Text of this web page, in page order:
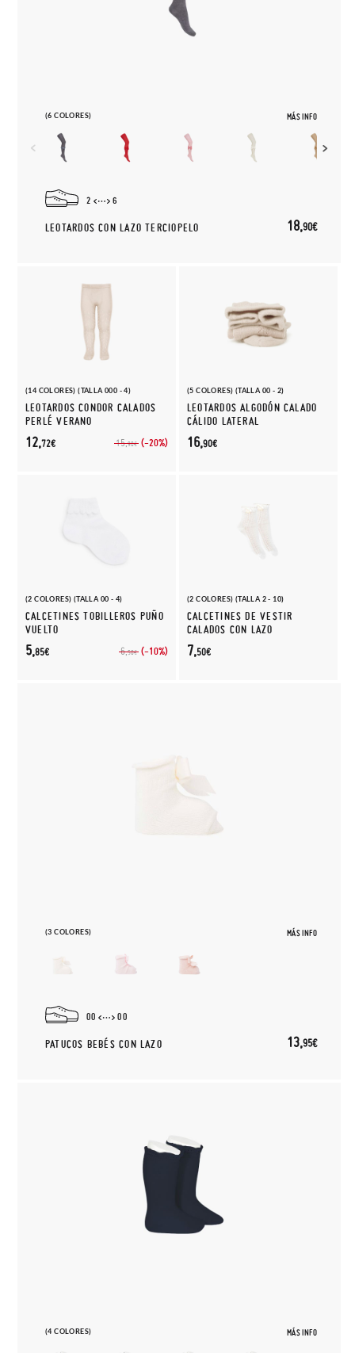
(6 COLORES) MÁS INFO
2 6
LEOTARDOS CON LAZO TERCIOPELO 18,90€
(14 COLORES) (TALLA 000 - 4)
LEOTARDOS CONDOR CALADOS
PERLÉ VERANO
15,90€ (-20%)
12,72€
(5 COLORES) (TALLA 00 - 2)
LEOTARDOS ALGODÓN CALADO
CÁLIDO LATERAL
16,90€
(2 COLORES) (TALLA 00 - 4)
CALCETINES TOBILLEROS PUÑO
VUELTO
6,50€ (-10%)
5,85€
(2 COLORES) (TALLA 2 - 10)
CALCETINES DE VESTIR
CALADOS CON LAZO
7,50€
(3 COLORES) MÁS INFO
00 00
PATUCOS BEBÉS CON LAZO 13,95€
(4 COLORES) MÁS INFO